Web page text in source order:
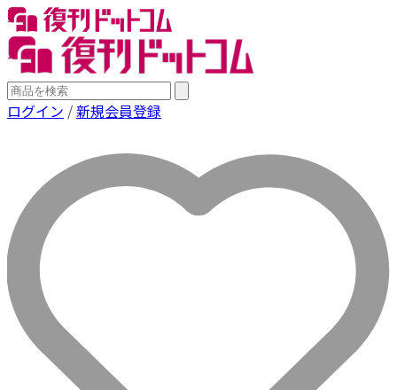
ログイン /新規会員登録